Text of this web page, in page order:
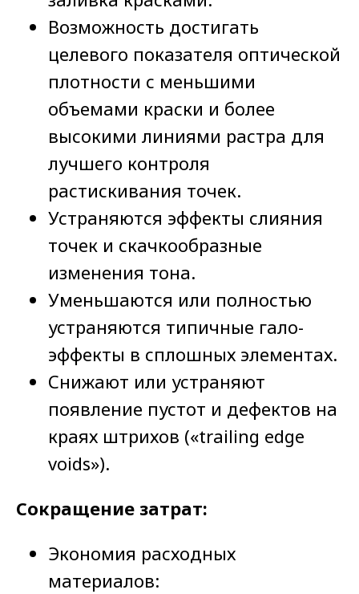
Возможность достигать
целевого показателя оптической
плотности с меньшими
объемами краски и более
высокими линиями растра для
лучшего контроля
растискивания точек.
Устраняются эффекты слияния
точек и скачкообразные
изменения тона.
Уменьшаются или полностью
устраняются типичные гало-
эффекты в сплошных элементах.
Снижают или устраняют
появление пустот и дефектов на
краях штрихов («trailing edge
voids»).
Сокращение затрат:
Экономия расходных
материалов:
Поддержка
Управление цветом
Профилирование печатного процесса
Решения для флексопечати
Сухой офсет, типоофсет и высокий офсет
Печать гофроупаковки
Самоклеящиеся этикетки
Печать гибких упаковочных материалов